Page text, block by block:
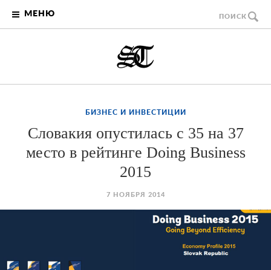
МЕНЮ ПОИСК
БИЗНЕС И ИНВЕСТИЦИИ
Словакия опустилась с 35 на 37
место в рейтинге Doing Business
2015
7 НОЯБРЯ 2014